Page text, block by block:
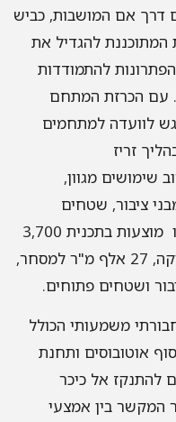
דרך אם המושבות, כביש
המתוכננת להגדיל את
להתמודדות
עם הכרזת המתחם
לוועדה למתחמים
זריז
שימושים מגוון,
ציבור, שטחים
פתוחים ומתקני ספורט. במסגרת זו מוצעות בתכנית 3,700
יחידות דיור, 880 אלף מ"ר לתעסוקה, 27 אלף מ"ר למסחר,
משמעותי הכולל
אוטובוסים ותחנת
להתנקז אל כיכר
המקשר בין אמצעי